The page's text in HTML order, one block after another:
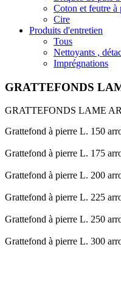
Coton et feutre à
Cire
Produits d'entretien
Tous
Nettoyants ,
Imprégnations
GRATTEFONDS
GRATTEFONDS LAME
Grattefond à pierre L. 150
Grattefond à pierre L. 175
Grattefond à pierre L. 200
Grattefond à pierre L. 225
Grattefond à pierre L. 250
Grattefond à pierre L. 300